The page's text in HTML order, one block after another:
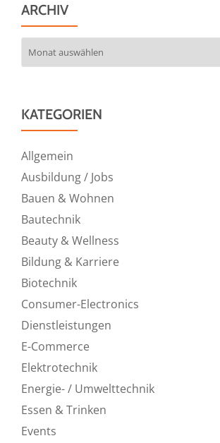
ARCHIV
KATEGORIEN
Allgemein
Ausbildung / Jobs
Bauen & Wohnen
Bautechnik
Beauty & Wellness
Bildung & Karriere
Biotechnik
Consumer-Electronics
Dienstleistungen
E-Commerce
Elektrotechnik
Energie- / Umwelttechnik
Essen & Trinken
Events